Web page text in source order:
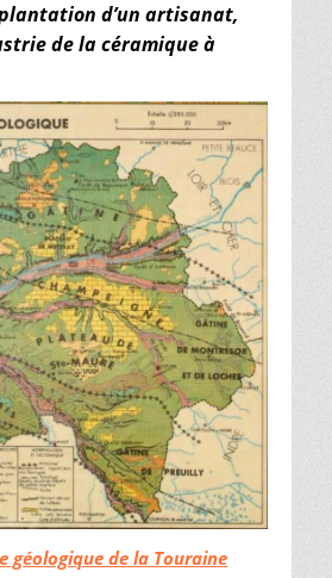
d’un artisanat,
de la céramique à
géologique de la Touraine